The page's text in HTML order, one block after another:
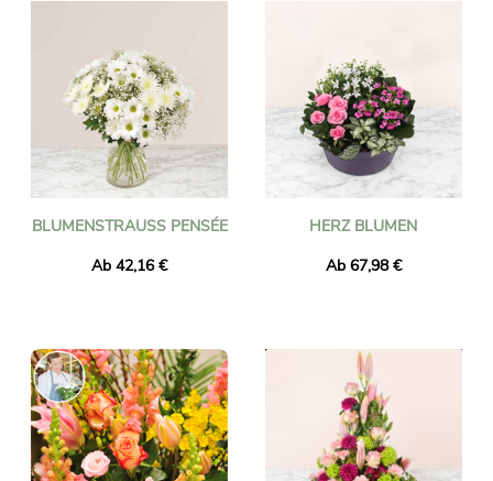
BLUMENSTRAUSS PENSÉE
Ab 42,16 €
HERZ BLUMEN
Ab 67,98 €